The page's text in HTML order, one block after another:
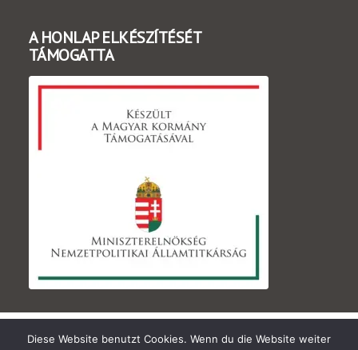
A HONLAP ELKÉSZÍTÉSÉT
TÁMOGATTA
© Copyright UMIZ | Impressum Impresszum
Diese Website benutzt Cookies. Wenn du die Website weiter